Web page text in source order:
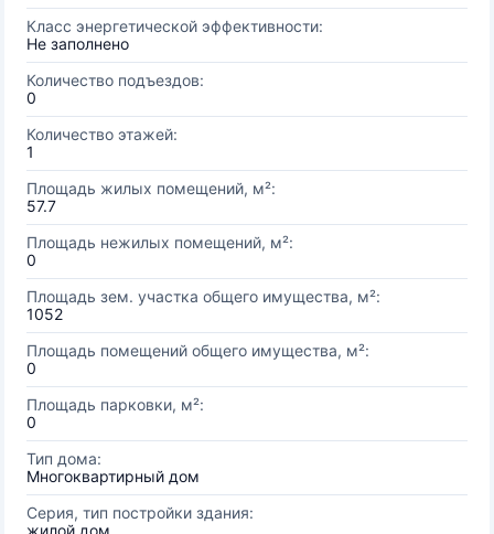
Класс энергетической эффективности:
Не заполнено
Количество подъездов:
0
Количество этажей:
1
Площадь жилых помещений, м²:
57.7
Площадь нежилых помещений, м²:
0
Площадь зем. участка общего имущества, м²:
1052
Площадь помещений общего имущества, м²:
0
Площадь парковки, м²:
0
Тип дома:
Многоквартирный дом
Серия, тип постройки здания:
жилой дом